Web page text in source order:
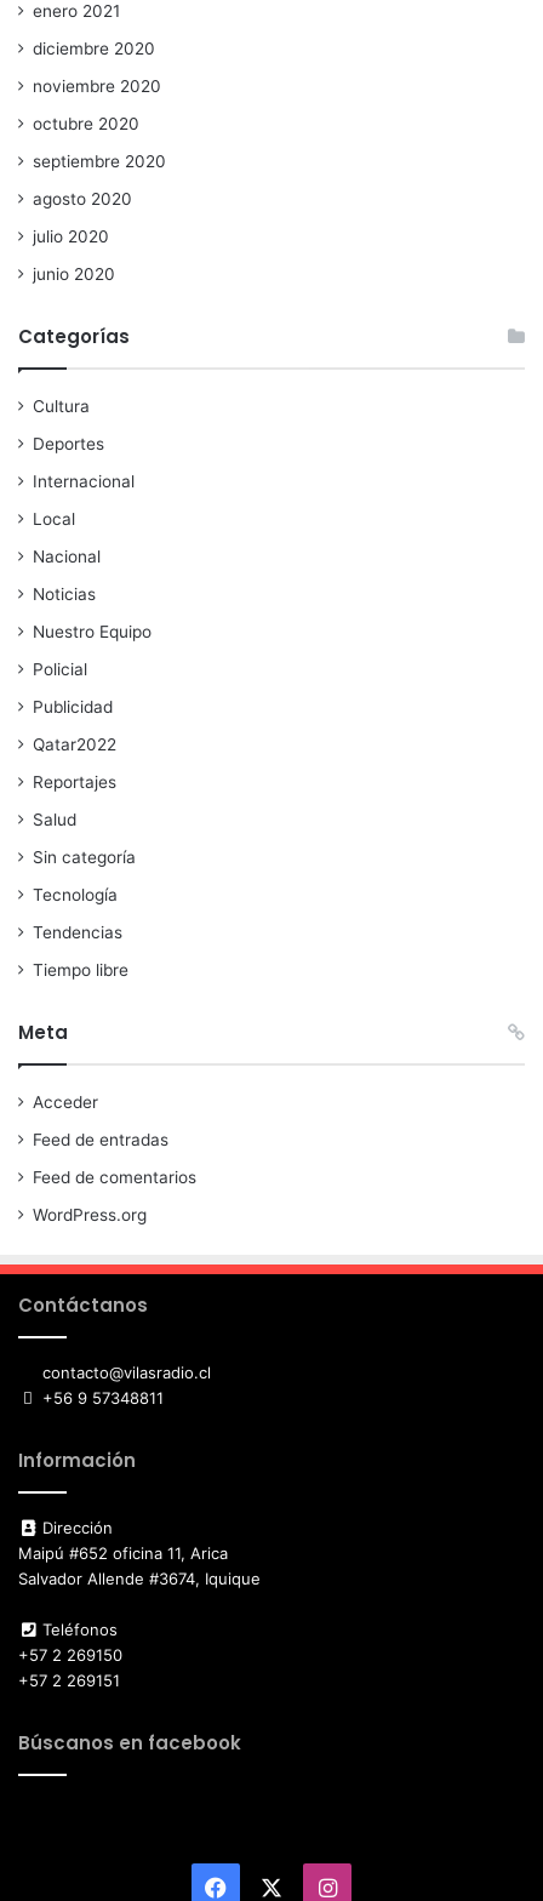
enero 2021
diciembre 2020
noviembre 2020
octubre 2020
septiembre 2020
agosto 2020
julio 2020
junio 2020
Categorías
Cultura
Deportes
Internacional
Local
Nacional
Noticias
Nuestro Equipo
Policial
Publicidad
Qatar2022
Reportajes
Salud
Sin categoría
Tecnología
Tendencias
Tiempo libre
Meta
Acceder
Feed de entradas
Feed de comentarios
WordPress.org
Contáctanos
contacto@vilasradio.cl
+56 9 57348811
Información
Dirección
Maipú #652 oficina 11, Arica
Salvador Allende #3674, Iquique
Teléfonos
+57 2 269150
+57 2 269151
Búscanos en facebook
Facebook Instagram